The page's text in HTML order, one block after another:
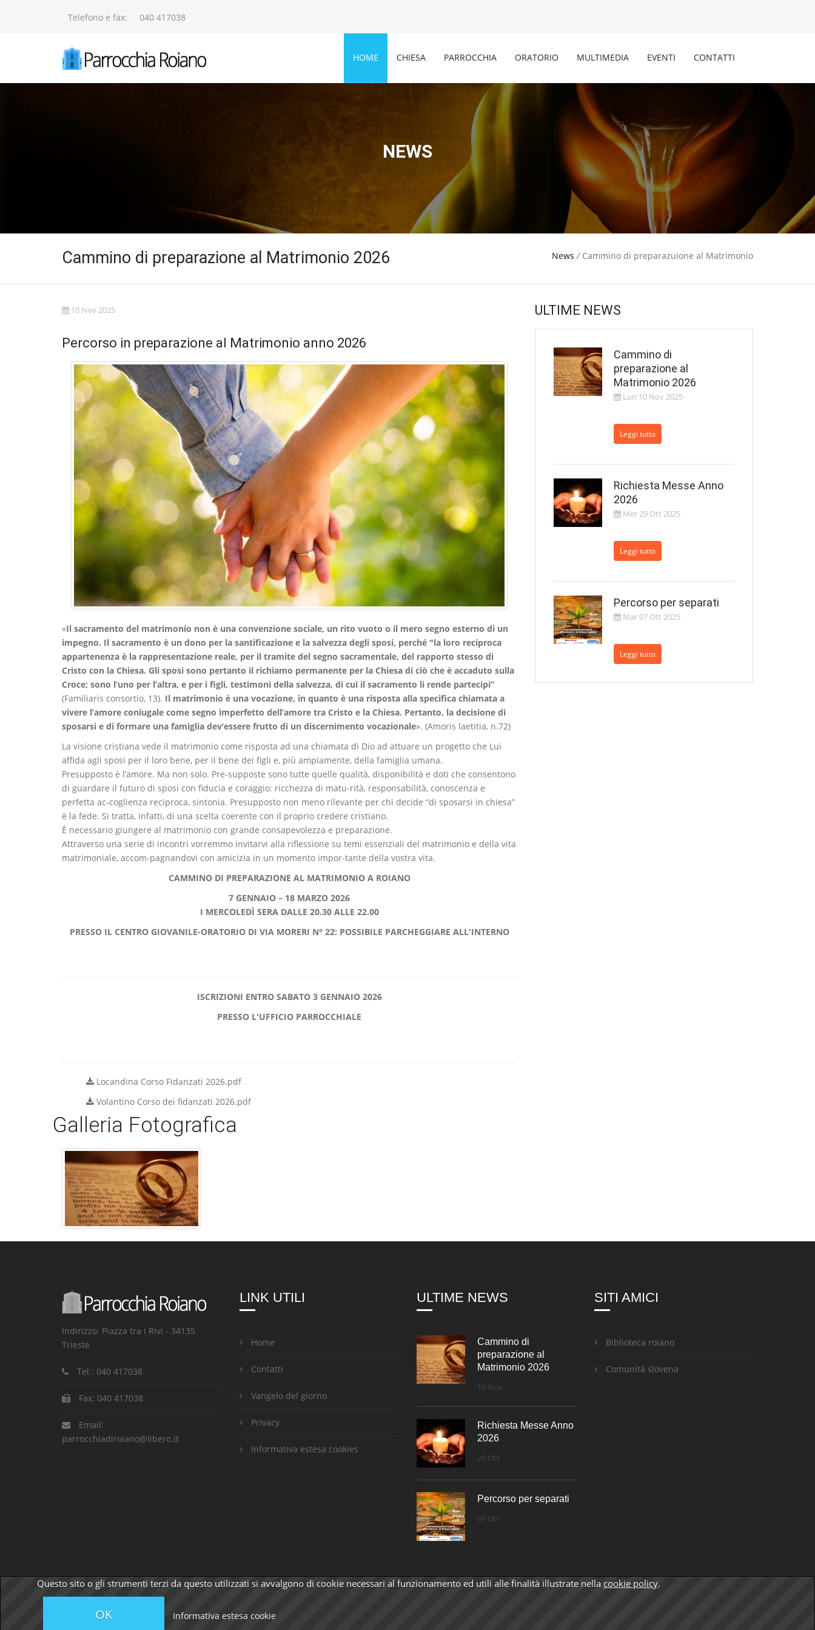
Questo sito o gli strumenti terzi da questo utilizzati si avvalgono di cookie necessari al funzionamento ed utili alle finalità illustrate nella cookie policy.
OK Informativa estesa cookie
Telefono e fax: 040 417038
HOME CHIESA PARROCCHIA ORATORIO MULTIMEDIA EVENTI CONTATTI
NEWS
Cammino di preparazione al Matrimonio 2026 News / Cammino di preparazuione al Matrimonio
10 Nov 2025
Percorso in preparazione al Matrimonio anno 2026
«Il sacramento del matrimonio non è una convenzione sociale, un rito vuoto o il mero segno esterno di un
impegno. Il sacramento è un dono per la santificazione e la salvezza degli sposi, perché "la loro reciproca
appartenenza è la rappresentazione reale, per il tramite del segno sacramentale, del rapporto stesso di
Cristo con la Chiesa. Gli sposi sono pertanto il richiamo permanente per la Chiesa di ciò che è accaduto sulla
Croce; sono l’uno per l’altra, e per i figli, testimoni della salvezza, di cui il sacramento li rende partecipi”
(Familiaris consortio, 13). Il matrimonio è una vocazione, in quanto è una risposta alla specifica chiamata a
vivere l’amore coniugale come segno imperfetto dell’amore tra Cristo e la Chiesa. Pertanto, la decisione di
sposarsi e di formare una famiglia dev’essere frutto di un discernimento vocazionale». (Amoris laetitia, n.72)
La visione cristiana vede il matrimonio come risposta ad una chiamata di Dio ad attuare un progetto che Lui
affida agli sposi per il loro bene, per il bene dei figli e, più ampiamente, della famiglia umana.
Presupposto è l’amore. Ma non solo. Pre-supposte sono tutte quelle qualità, disponibilità e doti che consentono
di guardare il futuro di sposi con fiducia e coraggio: ricchezza di matu-rità, responsabilità, conoscenza e
perfetta ac-coglienza reciproca, sintonia. Presupposto non meno rilevante per chi decide “di sposarsi in chiesa”
è la fede. Si tratta, infatti, di una scelta coerente con il proprio credere cristiano.
É necessario giungere al matrimonio con grande consapevolezza e preparazione.
Attraverso una serie di incontri vorremmo invitarvi alla riflessione su temi essenziali del matrimonio e della vita
matrimoniale, accom-pagnandovi con amicizia in un momento impor-tante della vostra vita.
CAMMINO DI PREPARAZIONE AL MATRIMONIO A ROIANO
7 GENNAIO – 18 MARZO 2026
I MERCOLEDÌ SERA DALLE 20.30 ALLE 22.00
PRESSO IL CENTRO GIOVANILE-ORATORIO DI VIA MORERI N° 22: POSSIBILE PARCHEGGIARE ALL'INTERNO
ISCRIZIONI ENTRO SABATO 3 GENNAIO 2026
PRESSO L'UFFICIO PARROCCHIALE
Locandina Corso Fidanzati 2026.pdf
Volantino Corso dei fidanzati 2026.pdf
Galleria Fotografica
ULTIME NEWS
Cammino di
preparazione al
Matrimonio 2026
Lun 10 Nov 2025
Leggi tutto
Richiesta Messe Anno
2026
Mer 29 Ott 2025
Leggi tutto
Percorso per separati
Mar 07 Ott 2025
Leggi tutto
Indirizzo: Piazza tra i Rivi - 34135
Trieste
Tel.: 040 417038
Fax: 040 417038
Email:
parrocchiadiroiano@libero.it
LINK UTILI
Home
Contatti
Vangelo del giorno
Privacy
Informativa estesa cookies
ULTIME NEWS
Cammino di
preparazione al
Matrimonio 2026
10 Nov
Richiesta Messe Anno
2026
29 Ott
Percorso per separati
07 Ott
SITI AMICI
Biblioteca roiano
Comunità slovena
© 2026 Parrocchia Ss. Ermacora e Fortunato | CF 90030960323